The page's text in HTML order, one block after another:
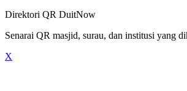
Direktori QR DuitNow
Senarai QR masjid, surau, dan institusi yang
X